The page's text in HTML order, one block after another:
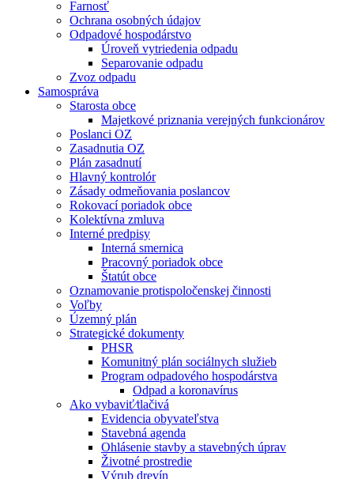
Farnosť
Ochrana osobných údajov
Odpadové hospodárstvo
Úroveň vytriedenia odpadu
Separovanie odpadu
Zvoz odpadu
Samospráva
Starosta obce
Majetkové priznania verejných funkcionárov
Poslanci OZ
Zasadnutia OZ
Plán zasadnutí
Hlavný kontrolór
Zásady odmeňovania poslancov
Rokovací poriadok obce
Kolektívna zmluva
Interné predpisy
Interná smernica
Pracovný poriadok obce
Štatút obce
Oznamovanie protispoločenskej činnosti
Voľby
Územný plán
Strategické dokumenty
PHSR
Komunitný plán sociálnych služieb
Program odpadového hospodárstva
Odpad a koronavírus
Ako vybaviť⁄tlačivá
Evidencia obyvateľstva
Stavebná agenda
Ohlásenie stavby a stavebných úprav
Životné prostredie
Výrub drevín